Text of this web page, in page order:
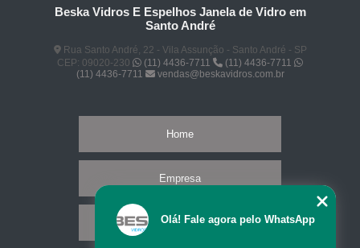
Beska Vidros E Espelhos Janela de Vidro em
Santo André
Rua Santo André, 22 - Vila Assunção - Santo André - SP
CEP: 09020-230
(11) 4436-7711
(11) 4436-7711
(11) 4436-7711
vendas@beskavidros.com.br
Home
Empresa
Missão
Olá! Fale agora pelo WhatsApp